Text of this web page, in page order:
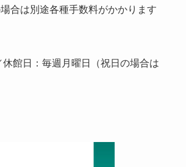
合は別途各種手数料がかかります
館日：毎週月曜日（祝日の場合は